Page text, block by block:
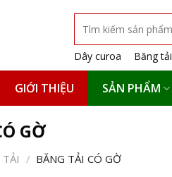
kiếm:
Dây curoa
Băng tải
GIỚI THIỆU SẢN PHẨM
GỜ
TẢI / BĂNG TẢI CÓ GỜ